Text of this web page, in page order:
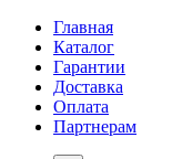
Главная
Каталог
Гарантии
Доставка
Оплата
Партнерам